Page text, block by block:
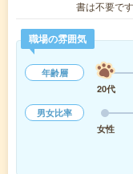
書は不要で
職場の雰囲気
年齢層
20代
男女比率
女性